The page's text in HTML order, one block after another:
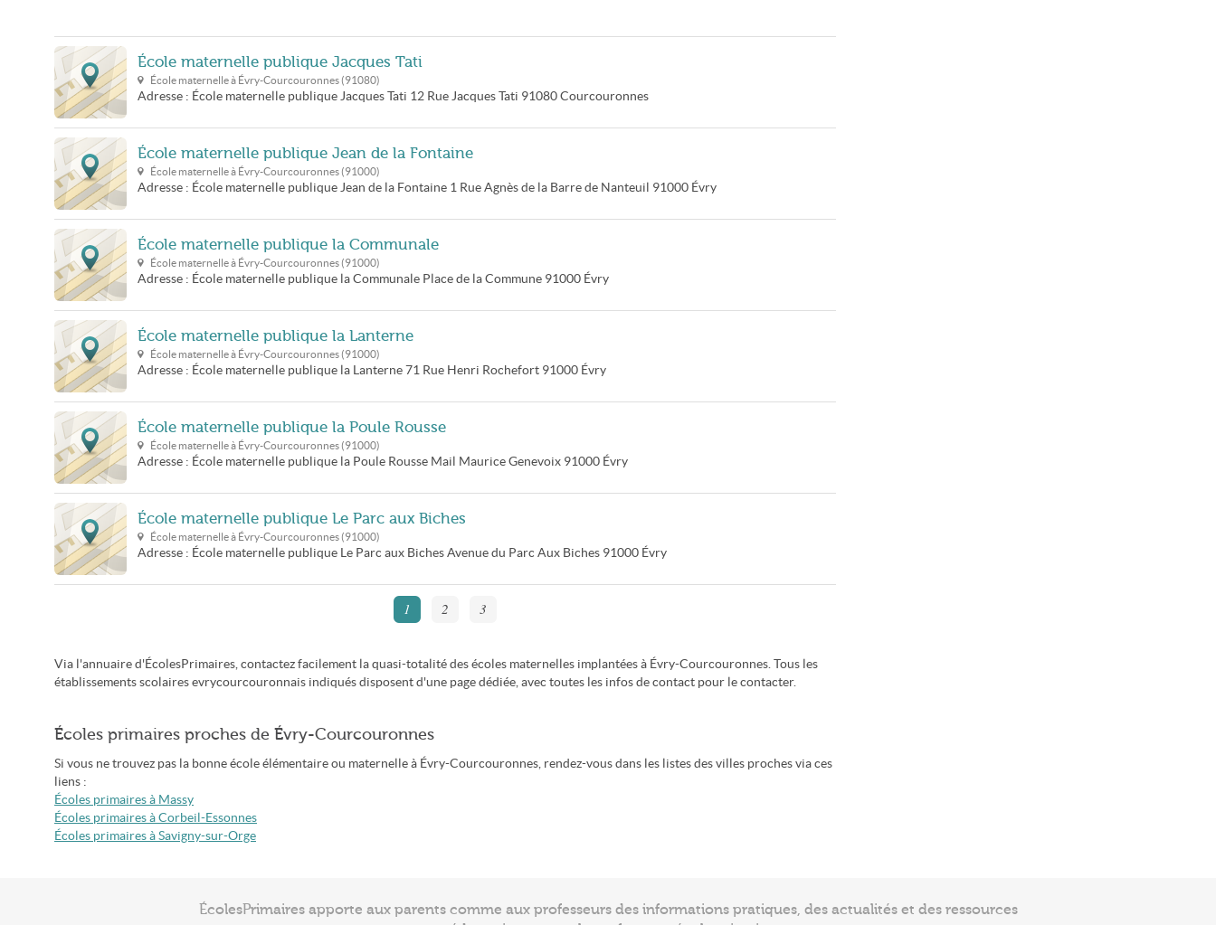
École maternelle publique Jacques Tati
École maternelle à Évry-Courcouronnes (91080)
Adresse : École maternelle publique Jacques Tati 12 Rue Jacques Tati 91080 Courcouronnes
École maternelle publique Jean de la Fontaine
École maternelle à Évry-Courcouronnes (91000)
Adresse : École maternelle publique Jean de la Fontaine 1 Rue Agnès de la Barre de Nanteuil 91000 Évry
École maternelle publique la Communale
École maternelle à Évry-Courcouronnes (91000)
Adresse : École maternelle publique la Communale Place de la Commune 91000 Évry
École maternelle publique la Lanterne
École maternelle à Évry-Courcouronnes (91000)
Adresse : École maternelle publique la Lanterne 71 Rue Henri Rochefort 91000 Évry
École maternelle publique la Poule Rousse
École maternelle à Évry-Courcouronnes (91000)
Adresse : École maternelle publique la Poule Rousse Mail Maurice Genevoix 91000 Évry
École maternelle publique Le Parc aux Biches
École maternelle à Évry-Courcouronnes (91000)
Adresse : École maternelle publique Le Parc aux Biches Avenue du Parc Aux Biches 91000 Évry
1 2 3
Via l'annuaire d'ÉcolesPrimaires, contactez facilement la quasi-totalité des écoles maternelles implantées à Évry-Courcouronnes. Tous les
établissements scolaires evrycourcouronnais indiqués disposent d'une page dédiée, avec toutes les infos de contact pour le contacter.
Écoles primaires proches de Évry-Courcouronnes
Si vous ne trouvez pas la bonne école élémentaire ou maternelle à Évry-Courcouronnes, rendez-vous dans les listes des villes proches via ces
liens :
Écoles primaires à Massy
Écoles primaires à Corbeil-Essonnes
Écoles primaires à Savigny-sur-Orge
ÉcolesPrimaires apporte aux parents comme aux professeurs des informations pratiques, des actualités et des ressources